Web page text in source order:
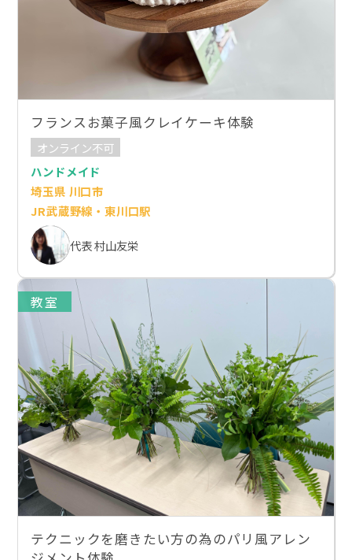
フランスお菓子風クレイケーキ体験
オンライン不可
ハンドメイド
埼玉県 川口市
JR武蔵野線・東川口駅
代表 村山友栄
教室
テクニックを磨きたい方の為のパリ風アレン